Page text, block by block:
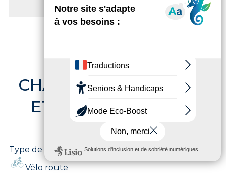
BALADES À
CHARENTON-LE-PONT
ET SES ALENTOURS
Type de pratique
Vélo route